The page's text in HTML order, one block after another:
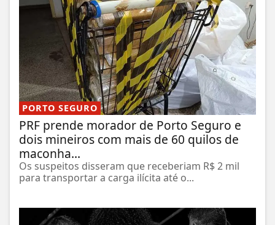
PORTO SEGURO
PRF prende morador de Porto Seguro e
dois mineiros com mais de 60 quilos de
maconha...
Os suspeitos disseram que receberiam R$ 2 mil
para transportar a carga ilícita até o...